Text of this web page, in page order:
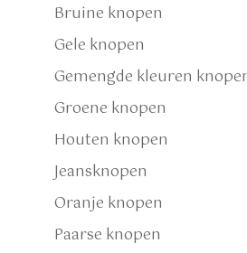
Bruine knopen
Gele knopen
Gemengde kleuren
Groene knopen
Houten knopen
Jeansknopen
Oranje knopen
Paarse knopen